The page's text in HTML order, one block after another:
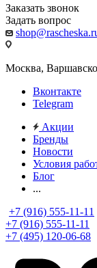
Заказать звонок
Задать вопрос
Москва,
Вконтакте
Telegram
Акции
Бренды
Новости
Условия
Блог
...
+7 (916) 555-11-11
+7 (916) 555-11-11
+7 (495) 120-06-68